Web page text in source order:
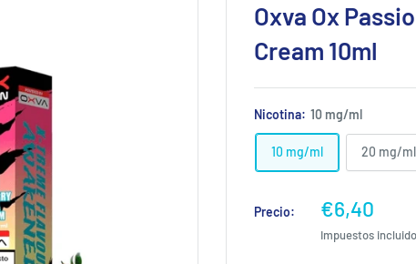
Oxva Ox
Cream 10ml
Nicotina: 10 mg/ml
10 mg/ml 20 mg/ml
Precio:
Precio
de
venta
€6,40
Impuestos